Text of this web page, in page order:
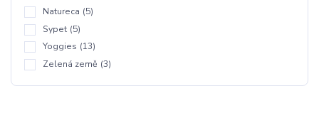
Natureca (5)
Sypet (5)
Yoggies (13)
Zelená země (3)